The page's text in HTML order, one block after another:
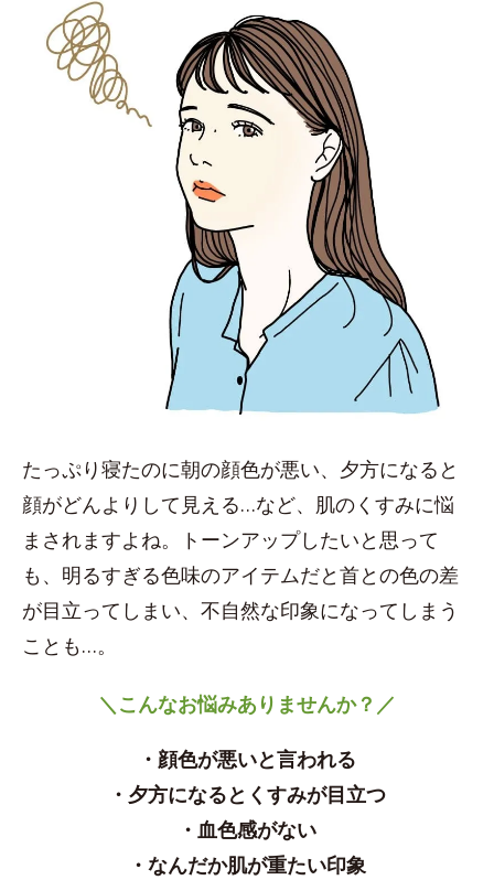
たっぷり寝たのに朝の顔色が悪い、夕方になると
顔がどんよりして見える…など、肌のくすみに悩
まされますよね。トーンアップしたいと思って
も、明るすぎる色味のアイテムだと首との色の差
が目立ってしまい、不自然な印象になってしまう
ことも…。
＼こんなお悩みありませんか？／
・顔色が悪いと言われる
・夕方になるとくすみが目立つ
・血色感がない
・なんだか肌が重たい印象